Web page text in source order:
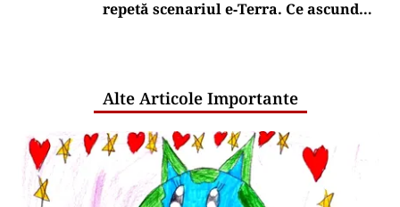
repetă scenariul e‑Terra. Ce ascund
Alte Articole Importante